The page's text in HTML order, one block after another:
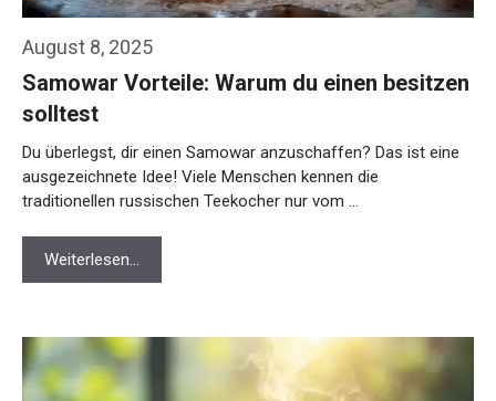
August 8, 2025
Samowar Vorteile: Warum du einen besitzen
solltest
Du überlegst, dir einen Samowar anzuschaffen? Das ist eine
ausgezeichnete Idee! Viele Menschen kennen die
traditionellen russischen Teekocher nur vom …
Weiterlesen…